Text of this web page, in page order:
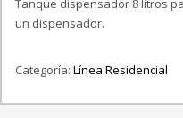
Tanque dispensador 8 litros
un dispensador.
Categoría: Línea Residencial